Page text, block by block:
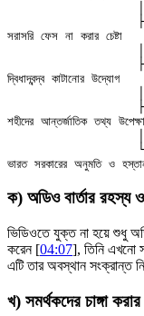
সরাসরি ফেস না করার চেষ্টা
দ্বিধাদ্বন্দ্ব কাটানোর উদ্যোগ
শহীদের আন্তর্জাতিক তথ্য উপেক্ষা
ক) অডিও বার্তার রহস্য
ভিডিওতে যুক্ত না হয়ে শুধু
করেন [04:07], তিনি এখনো
এটি তার অবস্থান সংক্রান্ত
খ) সমর্থকদের চাঙ্গা করার